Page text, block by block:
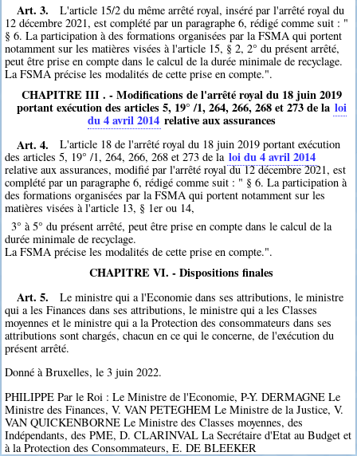
Art. 3.
L'article 15/2 du même arrêté royal, inséré par l'arrêté royal du
12 décembre 2021, est complété par un paragraphe 6, rédigé comme suit : "
§ 6. La participation à des formations organisées par la FSMA qui portent
notamment sur les matières visées à l'article 15, § 2, 2° du présent arrêté,
peut être prise en compte dans le calcul de la durée minimale de recyclage.
La FSMA précise les modalités de cette prise en compte.".
CHAPITRE III . - Modifications de l'arrêté royal du 18 juin 2019
portant exécution des articles 5, 19° /1, 264, 266, 268 et 273 de la loi
du 4 avril 2014 relative aux assurances
Art. 4.
L'article 18 de l'arrêté royal du 18 juin 2019 portant exécution
des articles 5, 19° /1, 264, 266, 268 et 273 de la loi du 4 avril 2014
relative aux assurances, modifié par l'arrêté royal du 12 décembre 2021, est
complété par un paragraphe 6, rédigé comme suit : " § 6. La participation à
des formations organisées par la FSMA qui portent notamment sur les
matières visées à l'article 13, § 1er ou 14,
3° à 5° du présent arrêté, peut être prise en compte dans le calcul de la
durée minimale de recyclage.
La FSMA précise les modalités de cette prise en compte.".
CHAPITRE VI. - Dispositions finales
Art. 5.
Le ministre qui a l'Economie dans ses attributions, le ministre
qui a les Finances dans ses attributions, le ministre qui a les Classes
moyennes et le ministre qui a la Protection des consommateurs dans ses
attributions sont chargés, chacun en ce qui le concerne, de l'exécution du
présent arrêté.
Donné à Bruxelles, le 3 juin 2022.
PHILIPPE Par le Roi : Le Ministre de l'Economie, P-Y. DERMAGNE Le
Ministre des Finances, V. VAN PETEGHEM Le Ministre de la Justice, V.
VAN QUICKENBORNE Le Ministre des Classes moyennes, des
Indépendants, des PME, D. CLARINVAL La Secrétaire d'Etat au Budget et
à la Protection des Consommateurs, E. DE BLEEKER